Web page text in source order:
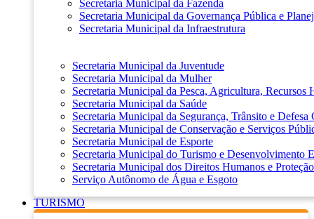
Secretaria Municipal da Fazenda
Secretaria Municipal da Governança Pública e
Secretaria Municipal da Infraestrutura
Secretaria Municipal da Juventude
Secretaria Municipal da Mulher
Secretaria Municipal da Pesca, Agricultura, Recursos
Secretaria Municipal da Saúde
Secretaria Municipal da Segurança, Trânsito e Defesa
Secretaria Municipal de Conservação e Serviços
Secretaria Municipal de Esporte
Secretaria Municipal do Turismo e Desenvolvimento
Secretaria Municipal dos Direitos Humanos e
Serviço Autônomo de Água e Esgoto
TURISMO